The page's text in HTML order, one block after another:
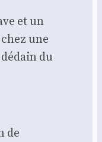
et un
une
du
de